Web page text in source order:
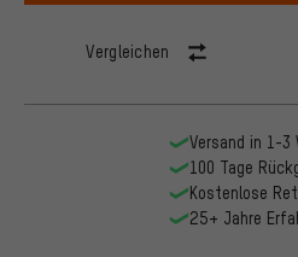
Vergleichen
Versand in 1-3
100 Tage
Kostenlose
25+ Jahre